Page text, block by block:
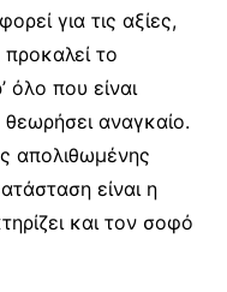
για τις αξίες,
προκαλεί το
όλο που είναι
αναγκαίο.
απολιθωμένης
είναι η
και τον σοφό